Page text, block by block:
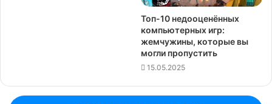
Топ-10 недооценённых
компьютерных игр:
жемчужины, которые вы
могли пропустить
15.05.2025